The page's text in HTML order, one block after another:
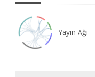
Yayın Ağı